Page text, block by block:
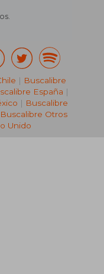
| Buscalibre
España |
| Buscalibre
Buscalibre Otros
Unido